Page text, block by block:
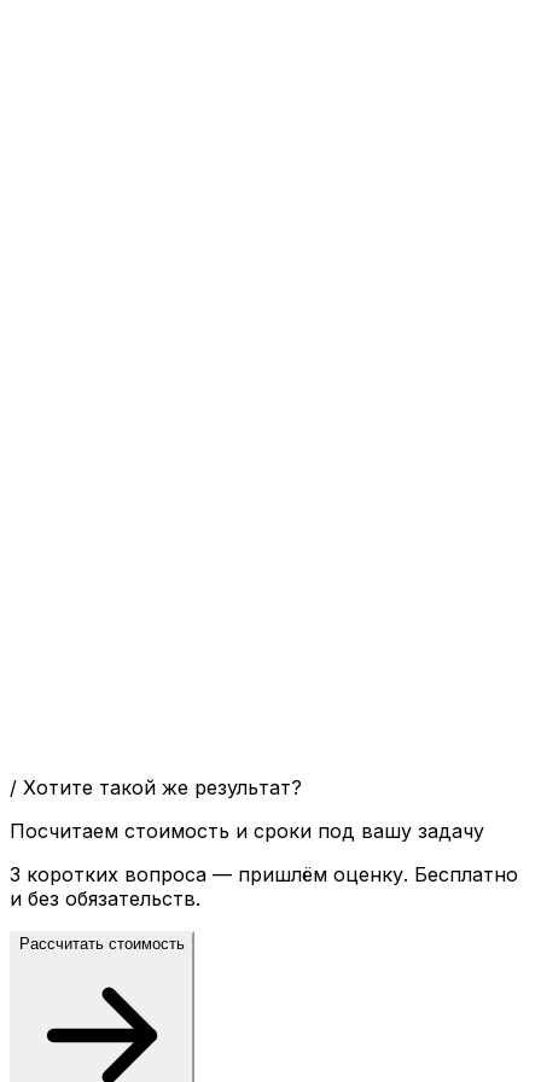
/ Хотите такой же результат?
Посчитаем стоимость и сроки под вашу задачу
3 коротких вопроса — пришлём оценку. Бесплатно
и без обязательств.
Рассчитать стоимость